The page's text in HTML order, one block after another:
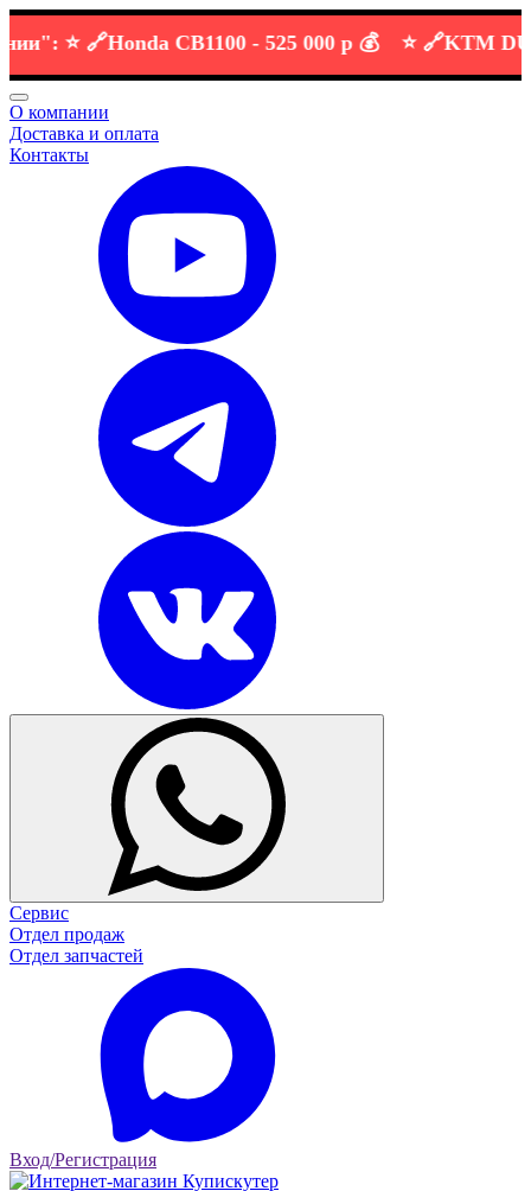
⭐️ 🔗 Honda CB1100 -525 000 р 💰 ⭐️ 🔗 KTM DUKE
О компании
Доставка и оплата
Контакты
Сервис
Отдел продаж
Отдел запчастей
Вход/Регистрация